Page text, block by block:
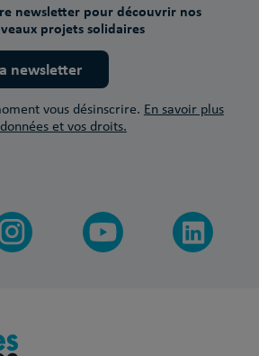
newsletter pour découvrir nos
projets solidaires
newsletter
vous désinscrire. En savoir plus
et vos droits.